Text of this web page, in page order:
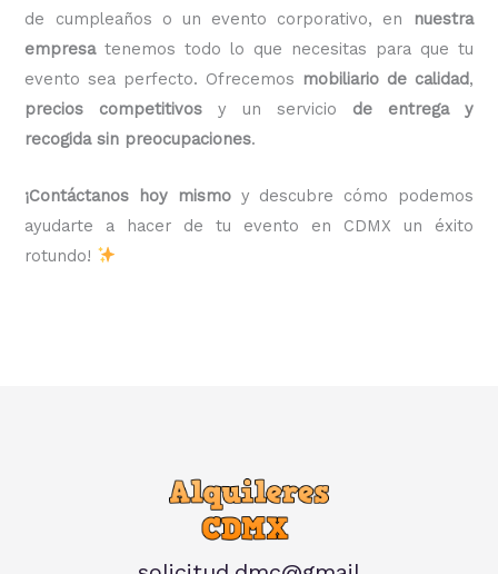
de cumpleaños o un evento corporativo, en
nuestra
empresatenemos todo lo que necesitas para que tu
evento sea perfecto. Ofrecemos mobiliario de calidad,
precios competitivos y un servicio de entrega y
recogida sin preocupaciones.
¡Contáctanos hoy mismoy descubre cómo podemos
ayudarte a hacer de tu evento en CDMX un éxito
rotundo!